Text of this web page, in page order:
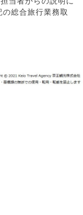
総合旅行業務取